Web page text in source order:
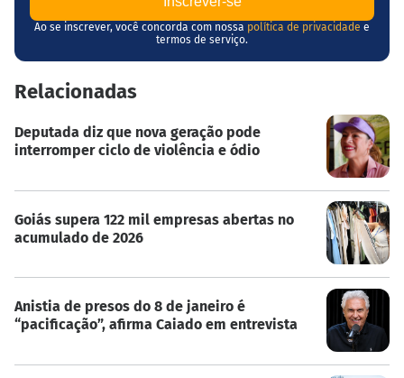
Ao se inscrever, você concorda com nossa política de privacidade e
termos de serviço.
Relacionadas
Deputada diz que nova geração pode
interromper ciclo de violência e ódio
Goiás supera 122 mil empresas abertas no
acumulado de 2026
Anistia de presos do 8 de janeiro é
“pacificação”, afirma Caiado em entrevista